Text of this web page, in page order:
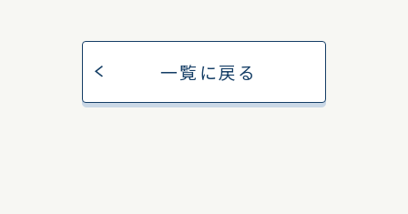
一覧に戻る